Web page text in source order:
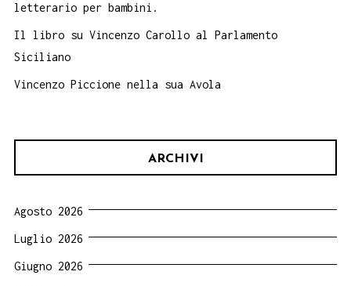
letterario per bambini.
Il libro su Vincenzo Carollo al Parlamento
Siciliano
Vincenzo Piccione nella sua Avola
ARCHIVI
Agosto 2026
Luglio 2026
Giugno 2026